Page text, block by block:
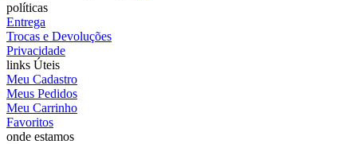
políticas
Entrega
Trocas e Devoluções
Privacidade
links Úteis
Meu Cadastro
Meus Pedidos
Meu Carrinho
Favoritos
onde estamos